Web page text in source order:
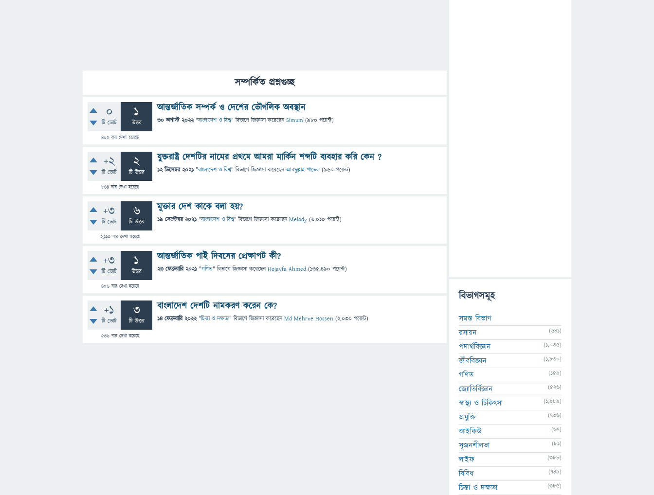
সম্পর্কিত প্রশ্নগুচ্ছ
0
টি ভোট
1
উত্তর
402বার দেখা হয়েছে
আন্তর্জাতিক সম্পর্ক ও দেশের ভৌগলিক অবস্থান
30 অগাস্ট 2022 "বাংলাদেশ ও বিশ্ব" বিভাগে জিজ্ঞাসাকরেছেনSimum (980 পয়েন্ট)
+2
টি ভোট
2
টি উত্তর
844 বার দেখা হয়েছে
যুক্তরাষ্ট্র দেশটির নামের প্রথমে আমরা মার্কিন শব্দটি ব্যবহার করি কেন ?
12 ডিসেম্বর 2021 "বাংলাদেশ ও বিশ্ব" বিভাগে জিজ্ঞাসাকরেছেনআবদুল্লাহ পাভেল (960 পয়েন্ট)
+3
টি ভোট
6
টি উত্তর
2,113বার দেখা হয়েছে
মুক্তার দেশ কাকে বলা হয়?
19 সেপ্টেম্বর 2021 "বাংলাদেশ ও বিশ্ব" বিভাগে জিজ্ঞাসাকরেছেনMelody (6,010 পয়েন্ট)
+3
টি ভোট
1
উত্তর
406বার দেখা হয়েছে
আন্তর্জাতিক পাই দিবসের প্রেক্ষাপট কী?
23 ফেব্রুয়ারি 2021 "গণিত" বিভাগে জিজ্ঞাসাকরেছেনHojayfa Ahmed (135,490 পয়েন্ট)
+1
টি ভোট
3
টি উত্তর
546বার দেখা হয়েছে
বাংলাদেশ দেশটি নামকরণ করেন কে?
14 ফেব্রুয়ারি 2022 "চিন্তা ও দক্ষতা" বিভাগে জিজ্ঞাসাকরেছেনMd Mehrve Hossen (2,030 পয়েন্ট)
বিভাগসমূহ
সমস্ত বিভাগ
রসায়ন
(641)
পদার্থবিজ্ঞান (1,035)
জীববিজ্ঞান (1,830)
গণিত (159)
জ্যোতির্বিজ্ঞান (526)
স্বাস্থ্য ও চিকিৎসা (1,989)
প্রযুক্তি (736)
আইকিউ (67)
সৃজনশীলতা (81)
লাইফ (388)
বিবিধ (749)
চিন্তা ও দক্ষতা (385)